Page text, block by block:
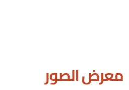
معرض الصور